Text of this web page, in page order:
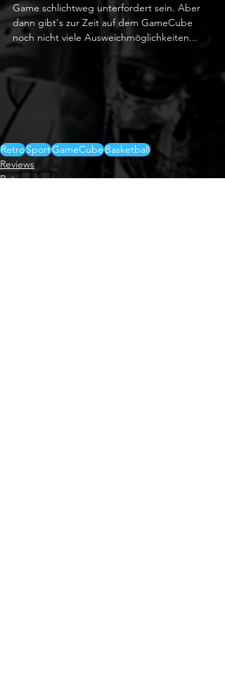
Game schlichtweg unterfordert sein. Aber
dann gibt's zur Zeit auf dem GameCube
noch nicht viele Ausweichmöglichkeiten...
RetroSportGameCubeBasketball
Reviews
Retro